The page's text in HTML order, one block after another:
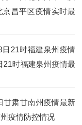
昌平区疫情实时最
21时福建泉州疫情
21时福建泉州疫情最
甘肃甘南州疫情最新
疫情防控情况